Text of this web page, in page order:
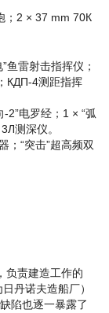
；2 × 37 mm 70К
鱼雷射击指挥仪；
КДП-4测距指挥
2”电罗经；1 × “弧
测深仪。
；“突击”超高频双
责建造工作的
丹诺夫造船厂）
陷也逐一暴露了